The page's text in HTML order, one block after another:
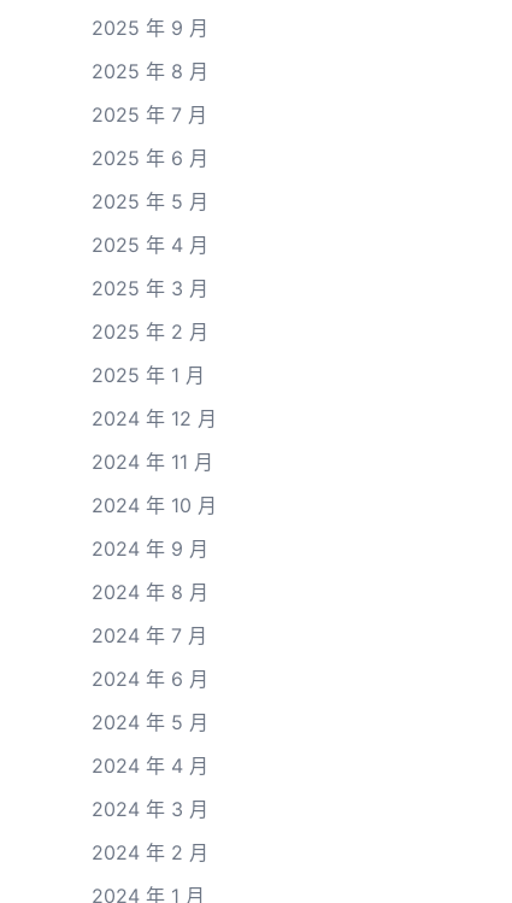
2025 年 9 月
2025 年 8 月
2025 年 7 月
2025 年 6 月
2025 年 5 月
2025 年 4 月
2025 年 3 月
2025 年 2 月
2025 年 1 月
2024 年 12 月
2024 年 11 月
2024 年 10 月
2024 年 9 月
2024 年 8 月
2024 年 7 月
2024 年 6 月
2024 年 5 月
2024 年 4 月
2024 年 3 月
2024 年 2 月
2024 年 1 月